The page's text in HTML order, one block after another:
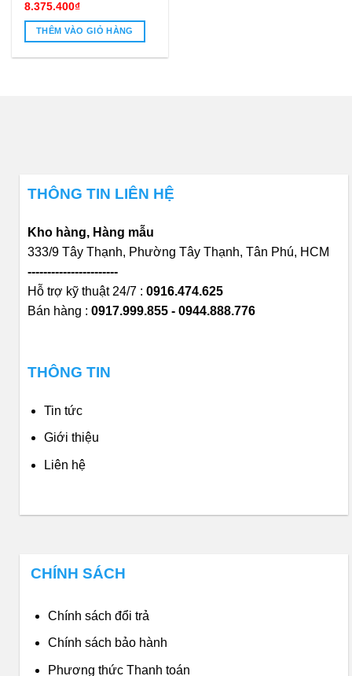
8.375.400₫
THÊM VÀO GIỎ HÀNG
THÔNG TIN LIÊN HỆ
Kho hàng, Hàng mẫu
333/9 Tây Thạnh, Phường Tây Thạnh, Tân Phú, HCM
-----------------------
Hỗ trợ kỹ thuật 24/7 : 0916.474.625
Bán hàng : 0917.999.855 - 0944.888.776
THÔNG TIN
Tin tức
Giới thiệu
Liên hệ
CHÍNH SÁCH
Chính sách đổi trả
Chính sách bảo hành
Phương thức Thanh toán